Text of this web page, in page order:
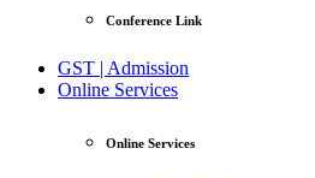
Conference Link
GST | Admission
Online Services
Online Services